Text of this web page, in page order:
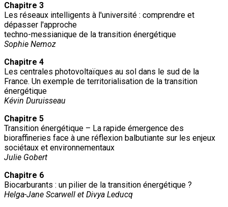
Chapitre 3
Les réseaux intelligents à l'université : comprendre et
dépasser l'approche
techno-messianique de la transition énergétique
Sophie Nemoz
Chapitre 4
Les centrales photovoltaïques au sol dans le sud de la
France. Un exemple de territorialisation de la transition
énergétique
Kévin Duruisseau
Chapitre 5
Transition énergétique – La rapide émergence des
bioraffineries face à une réflexion balbutiante sur les enjeux
sociétaux et environnementaux
Julie Gobert
Chapitre 6
Biocarburants : un pilier de la transition énergétique ?
Helga-Jane Scarwell et Divya Leducq